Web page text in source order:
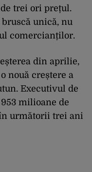
trei ori prețul.
unică, nu
comercianților.
din aprilie,
nouă creștere a
Executivul de
milioane de
următorii trei ani